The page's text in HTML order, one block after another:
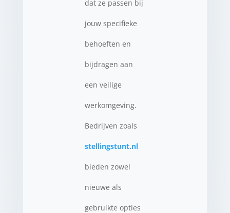
dat ze passen bij
jouw specifieke
behoeften en
bijdragen aan
een veilige
werkomgeving.
Bedrijven zoals
stellingstunt.nl
bieden zowel
nieuwe als
gebruikte opties